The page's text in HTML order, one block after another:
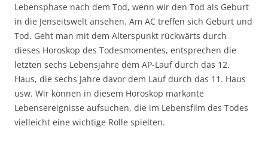
Lebensphase nach dem Tod, wenn wir den Tod als Geburt
in die Jenseitswelt ansehen. Am AC treffen sich Geburt und
Tod. Geht man mit dem Alterspunkt rückwärts durch
dieses Horoskop des Todesmomentes, entsprechen die
letzten sechs Lebensjahre dem AP-Lauf durch das 12.
Haus, die sechs Jahre davor dem Lauf durch das 11. Haus
usw. Wir können in diesem Horoskop markante
Lebensereignisse aufsuchen, die im Lebensfilm des Todes
vielleicht eine wichtige Rolle spielten.